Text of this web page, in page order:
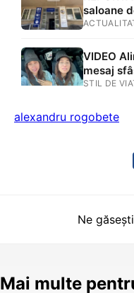
nu s-au
saloane
Brașov.
tavanul
VIDEO
mesaj
gravă. Mi
STIL DE
alexandru rogobete
Ne
Mai multe